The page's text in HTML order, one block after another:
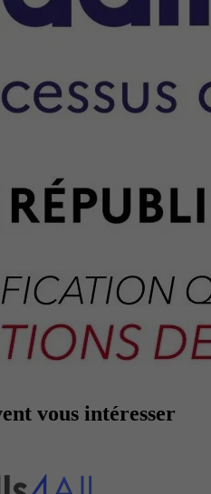
vous intéresser